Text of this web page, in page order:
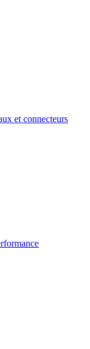
et connecteurs